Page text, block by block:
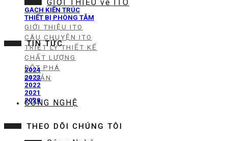
GIỚI THIỆU về ITO
GIỚI THIỆU ITO
CÂU CHUYỆN ITO
TRIẾT LÝ THIẾT KẾ
CHẤT LƯỢNG
ĐỘT PHÁ
DI SẢN
CÔNG NGHỆ
GẠCH KIẾN TRÚC
THIẾT BỊ PHÒNG TẮM
TIN TỨC
2024
2023
2022
2021
2020
THEO DÕI CHÚNG TÔI